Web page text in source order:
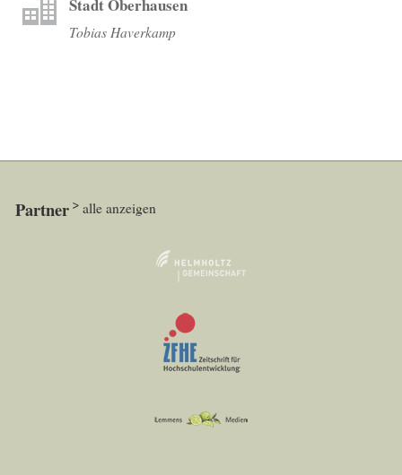
Stadt Oberhausen
Tobias Haverkamp
Partner alle anzeigen